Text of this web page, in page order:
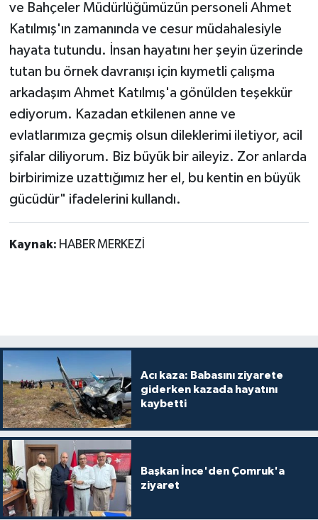
ve Bahçeler Müdürlüğümüzün personeli Ahmet
Katılmış'ın zamanında ve cesur müdahalesiyle
hayata tutundu. İnsan hayatını her şeyin üzerinde
tutan bu örnek davranışı için kıymetli çalışma
arkadaşım Ahmet Katılmış'a gönülden teşekkür
ediyorum. Kazadan etkilenen anne ve
evlatlarımıza geçmiş olsun dileklerimi iletiyor, acil
şifalar diliyorum. Biz büyük bir aileyiz. Zor anlarda
birbirimize uzattığımız her el, bu kentin en büyük
gücüdür" ifadelerini kullandı.
Kaynak: HABER MERKEZİ
Acı kaza: Babasını ziyarete
giderken kazada hayatını
kaybetti
Başkan İnce'den Çomruk'a
ziyaret